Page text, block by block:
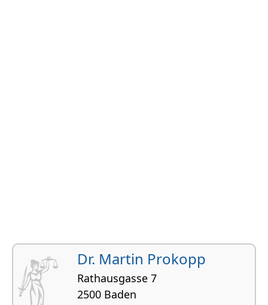
Dr. Martin Prokopp
Rathausgasse 7
2500 Baden